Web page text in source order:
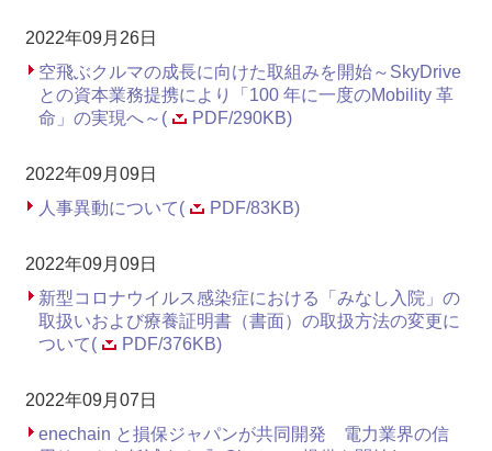
2022年09月26日
空飛ぶクルマの成長に向けた取組みを開始～SkyDrive
との資本業務提携により「100 年に一度のMobility 革
命」の実現へ～(
PDF/290KB)
2022年09月09日
人事異動について(
PDF/83KB)
2022年09月09日
新型コロナウイルス感染症における「みなし入院」の
取扱いおよび療養証明書（書面）の取扱方法の変更に
ついて(
PDF/376KB)
2022年09月07日
enechain と損保ジャパンが共同開発 電力業界の信